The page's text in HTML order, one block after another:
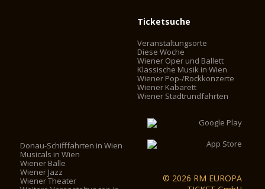
Ticketsuche
Veranstaltungsorte
Diese Woche
Wiener Oper und Ballett
Klassische Musik in Wien
Wiener Pop-/Rockkonzerte
Wiener Kabarett
Wiener Stadtrundfahrten
Donau-Schifffahrten in Wien
Musicals in Wien
Wiener Bälle
Wiener Jazz
Wiener Theater
© 2026 RM EUROPA